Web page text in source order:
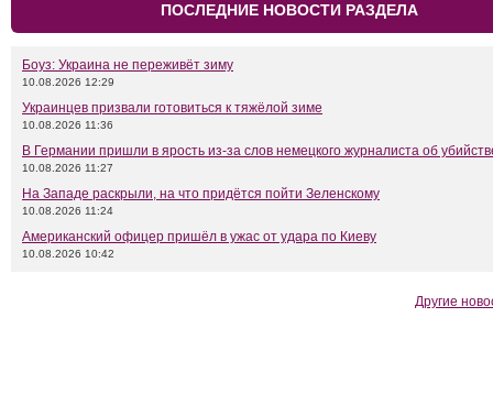
ПОСЛЕДНИЕ НОВОСТИ РАЗДЕЛА
Боуз: Украина не переживёт зиму
10.08.2026 12:29
Украинцев призвали готовиться к тяжёлой зиме
10.08.2026 11:36
В Германии пришли в ярость из-за слов немецкого журналиста об
10.08.2026 11:27
На Западе раскрыли, на что придётся пойти Зеленскому
10.08.2026 11:24
Американский офицер пришёл в ужас от удара по Киеву
10.08.2026 10:42
Другие